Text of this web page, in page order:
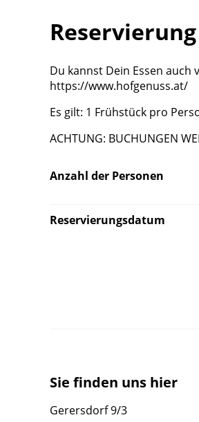
Du kannst Dein Essen
https://www.hofgenuss.at/
Es gilt: 1 Frühstück pro
ACHTUNG: BUCHUNGEN
Anzahl der Personen
Reservierungsdatum
Sie finden uns hier
Gerersdorf 9/3